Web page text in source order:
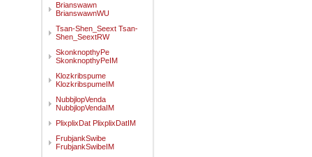
Brianswawn
BrianswawnWU
Tsan-Shen_Seext Tsan-
Shen_SeextRW
SkonknopthyPe
SkonknopthyPeIM
Klozkribspume
KlozkribspumeIM
NubbjlopVenda
NubbjlopVendaIM
PlixplixDat PlixplixDatIM
FrubjankSwibe
FrubjankSwibeIM